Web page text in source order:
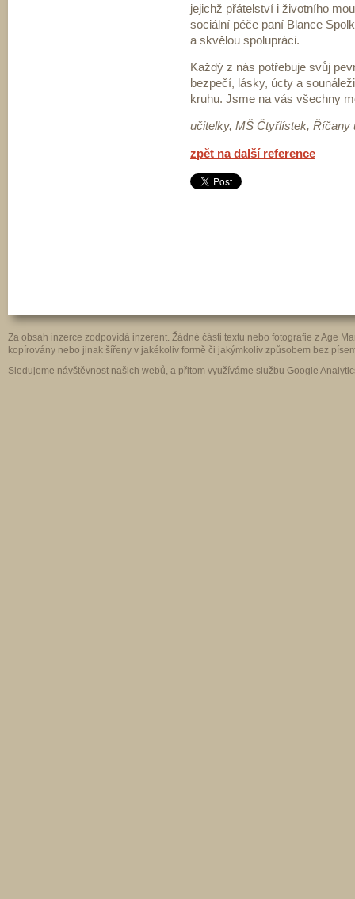
jejichž přátelství i životního
sociální péče paní Blance
a skvělou spolupráci.
Každý z nás potřebuje svůj
bezpečí, lásky, úcty a
kruhu. Jsme na vás všechny
učitelky, MŠ Čtyřlístek, Říčany
zpět na další reference
Za obsah inzerce zodpovídá inzerent. Žádné části textu nebo fotografie z Age
kopírovány nebo jinak šířeny v jakékoliv formě či jakýmkoliv způsobem bez
Sledujeme návštěvnost našich webů, a přitom využíváme službu Google